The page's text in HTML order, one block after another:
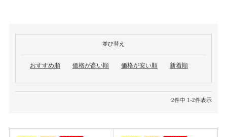
並び替え
おすすめ順 価格が高い順 価格が安い順 新着順
2件中 1-2件表示